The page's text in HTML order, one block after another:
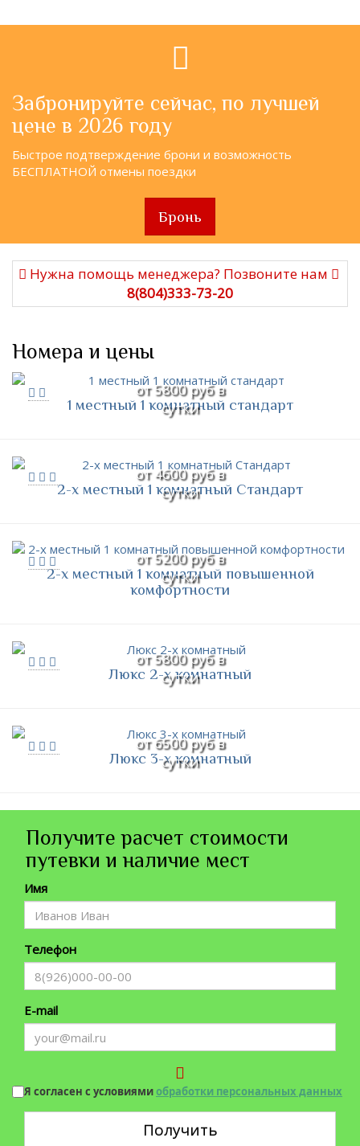
Забронируйте сейчас, по лучшей
цене в 2026 году
Быстрое подтверждение брони и возможность
БЕСПЛАТНОЙ отмены поездки
Бронь
Нужна помощь менеджера? Позвоните нам
8(804)333-73-20
Номера и цены
от 5800 руб в
сутки
1 местный 1 комнатный стандарт
от 4600 руб в
сутки
2-х местный 1 комнатный Стандарт
от 5200 руб в
сутки
2-х местный 1 комнатный повышенной
комфортности
от 5800 руб в
сутки
Люкс 2-х комнатный
от 6500 руб в
сутки
Люкс 3-х комнатный
Получите расчет стоимости
путевки и наличие мест
Имя
Телефон
E-mail
Я согласен с условиямиобработки персональных данных
Получить